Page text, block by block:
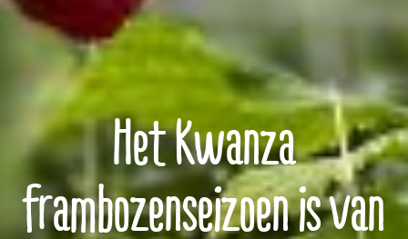
Het Kwanza
frambozenseizoen is van